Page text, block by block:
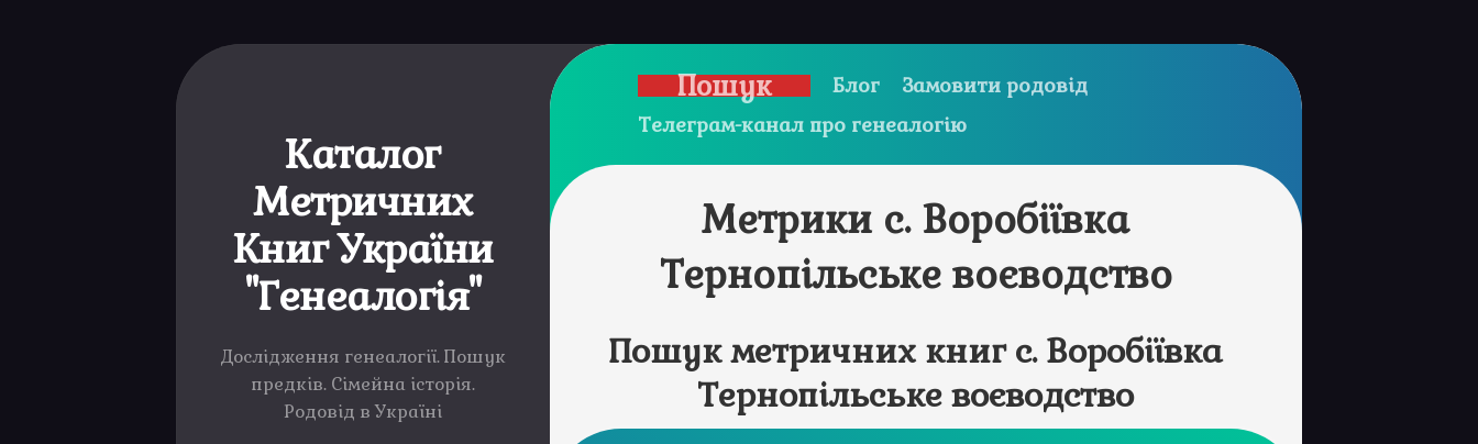
Каталог
Метричних
Книг України
"Генеалогія"
Дослідження генеалогії. Пошук
предків. Сімейна історія.
Родовід в Україні
Пошук Блог
Замовити родовід
Телеграм-канал про генеалогію
Метрики с. Воробіївка
Тернопільське воєводство
Пошук метричних книг с. Воробіївка
Тернопільське воєводство